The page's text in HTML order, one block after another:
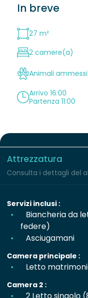
In breve
27 m²
2 camere(a)
Animali ammessi
Arrivo 16:00
Partenza 11:00
Attrezzatura
Consulta i dettagli del
Servizi inclusi :
Biancheria da
federe)
Asciugamani
Camera principale :
Letto
Camera 2 :
2 Letto singolo